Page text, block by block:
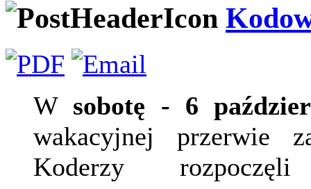
W sobotę - 6
wakacyjnej przerwie
Koderzy